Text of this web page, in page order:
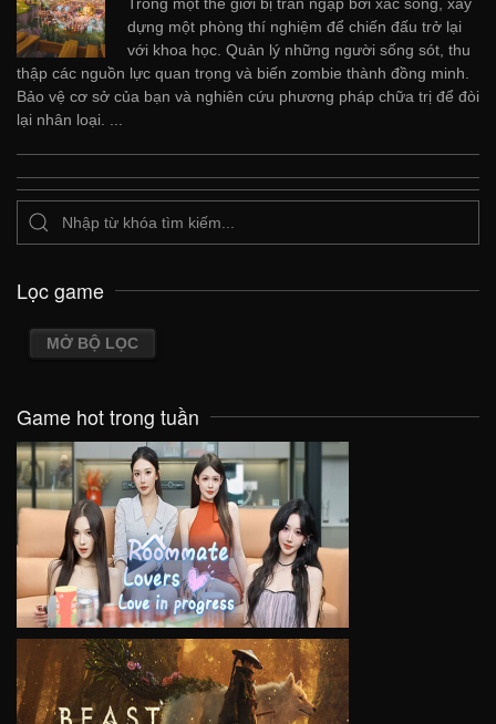
dựng một phòng thí nghiệm để chiến đấu trở lại
với khoa học. Quản lý những người sống sót, thu
thập các nguồn lực quan trọng và biến zombie thành đồng minh.
Bảo vệ cơ sở của bạn và nghiên cứu phương pháp chữa trị để đòi
lại nhân loại. ...
Lọc game
MỞ BỘ LỌC
Game hot trong tuần
VIEW